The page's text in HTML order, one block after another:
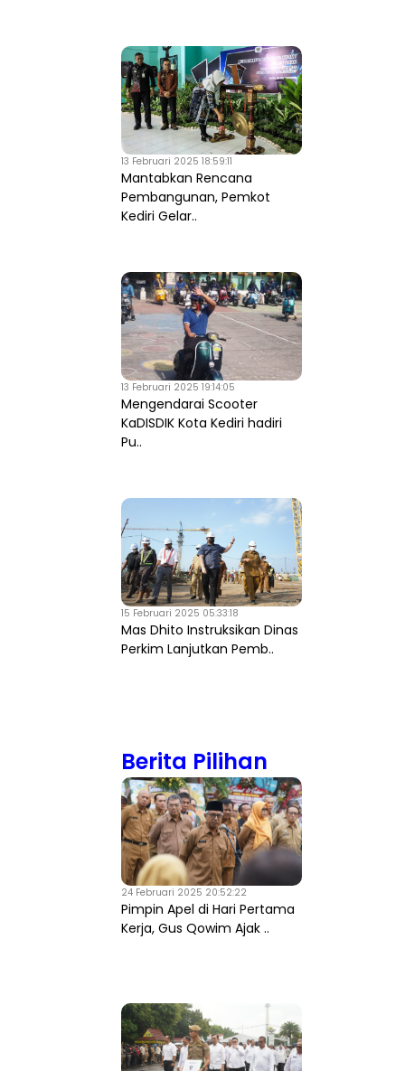
13 Februari 2025 18:59:11
Mantabkan Rencana
Pembangunan, Pemkot
Kediri Gelar..
13 Februari 2025 19:14:05
Mengendarai Scooter
KaDISDIK Kota Kediri hadiri
Pu..
15 Februari 2025 05:33:18
Mas Dhito Instruksikan Dinas
Perkim Lanjutkan Pemb..
Berita Pilihan
24 Februari 2025 20:52:22
Pimpin Apel di Hari Pertama
Kerja, Gus Qowim Ajak ..